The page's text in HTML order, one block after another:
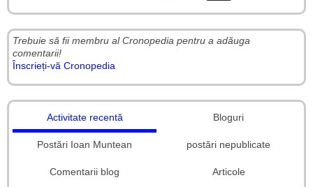
Trebuie să fii membru al Cronopedia ​​pentru a adăuga
comentarii!
Înscrieți-vă Cronopedia
Activitate recentă Bloguri
Postări Ioan Muntean postări nepublicate
Comentarii blog Articole